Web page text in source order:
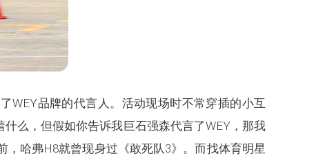
WEY品牌的代言人。活动现场时不常穿插的小互
么，但假如你告诉我巨石强森代言了WEY，那我
哈弗H8就曾现身过《敢死队3》。而找体育明星